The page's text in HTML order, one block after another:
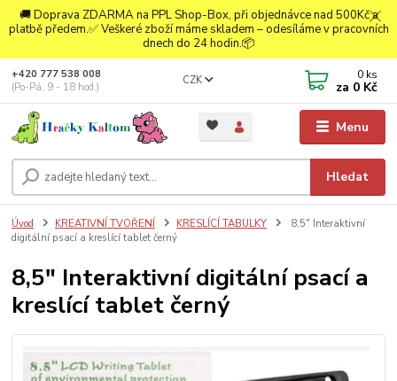
🚚 Doprava ZDARMA na PPL Shop-Box, při objednávce nad 500Kč a
platbě předem.✅ Veškeré zboží máme skladem – odesíláme v pracovních
dnech do 24 hodin.📦
Menu
CZK
Hledat
+420 777 538 008
(Po-Pá, 9 - 18 hod.)
0 ks
za 0 Kč
Úvod KREATIVNÍ TVOŘENÍ KRESLÍCÍ TABULKY
8,5" Interaktivní
digitální psací a kreslící tablet černý
8,5" Interaktivní digitální psací a
kreslící tablet černý